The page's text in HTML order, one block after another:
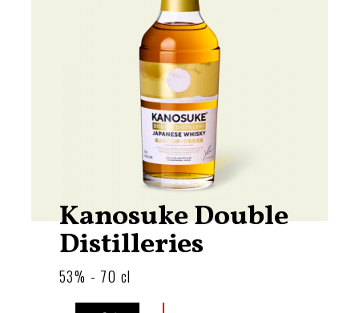
Kanosuke Double
Distilleries
53% - 70 cl